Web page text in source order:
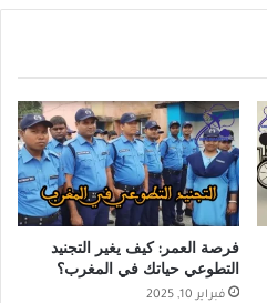
فرصة العمر: كيف يغير التجنيد
التطوعي حياتك في المغرب؟
فبراير 10, 2025